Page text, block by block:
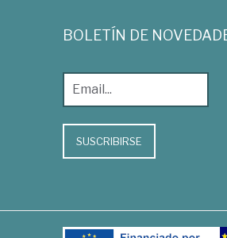
BOLETÍN DE
SUSCRIBIRSE